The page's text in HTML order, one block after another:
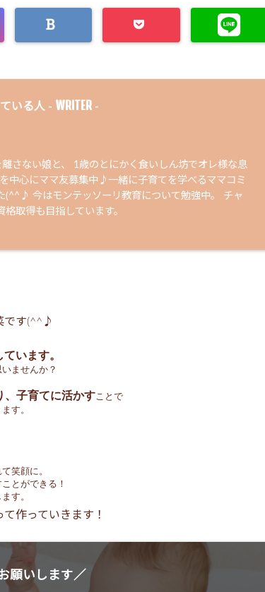
いる人 - WRITER -
さない娘と、 1歳のとにかく食いしん坊でオレ様な息
中心にママ友募集中♪一緒に子育てを学べるママコミ
(^^♪ 今はモンテッソーリ教育について勉強中。 チャ
取得も目指しています。
です(^^♪
います。
ませんか？
、子育てに活かすことで
す。
笑顔に。
とができる！
す。
作っていきます！
願いします／